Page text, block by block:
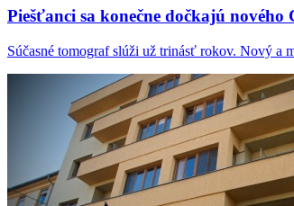
Piešťanci sa konečne dočkajú
Súčasné tomograf slúži už trinásť rokov. Nový a